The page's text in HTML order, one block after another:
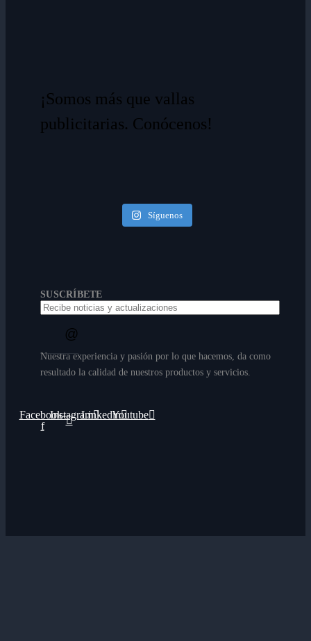
¡Somos más que vallas
publicitarias. Conócenos!
Síguenos
SUSCRÍBETE
Nuestra experiencia y pasión por lo que hacemos, da como
resultado la calidad de nuestros productos y servicios.
Facebook-
f
InstagramLinkedinYoutube